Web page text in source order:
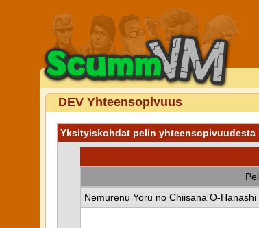
DEV Yhteensopivuus
Yksityiskohdat pelin yhteensopivuudesta
Nemurenu Yoru no Chiisana O-Hanashi